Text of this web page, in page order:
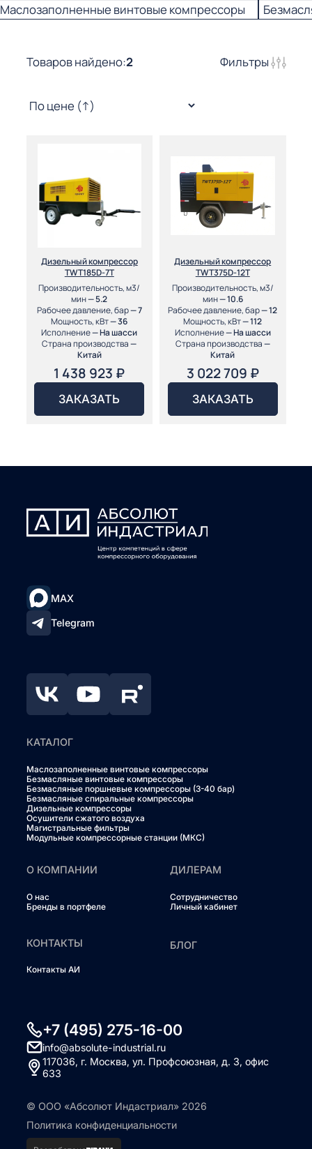
Маслозаполненные винтовые компрессоры
Товаров найдено:2 Фильтры
Дизельный компрессор
TWT185D-7T
Производительность, м3/
мин— 5.2
Рабочее давление, бар— 7
Мощность, кВт— 36
Исполнение— На шасси
Страна производства—
Китай
1 438 923 ₽
ЗАКАЗАТЬ
Дизельный компрессор
TWT375D-12T
Производительность, м3/
мин— 10.6
Рабочее давление, бар— 12
Мощность, кВт— 112
Исполнение— На шасси
Страна производства—
Китай
3 022 709 ₽
ЗАКАЗАТЬ
MAX
Telegram
КАТАЛОГ
Маслозаполненные винтовые компрессоры
Безмасляные винтовые компрессоры
Безмасляные поршневые компрессоры (3-40 бар)
Безмасляные спиральные компрессоры
Дизельные компрессоры
Осушители сжатого воздуха
Магистральные фильтры
Модульные компрессорные станции (МКС)
О КОМПАНИИ
О нас
Бренды в портфеле
ДИЛЕРАМ
Сотрудничество
Личный кабинет
КОНТАКТЫ
Контакты АИ
БЛОГ
+7 (495) 275-16-00
info@absolute-industrial.ru
117036, г. Москва, ул. Профсоюзная, д. 3, офис
633
© ООО «Абсолют Индастриал» 2026
Политика конфиденциальности